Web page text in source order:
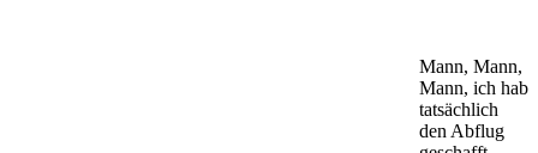
Mann, Mann,
Mann, ich hab
tatsächlich
den Abflug